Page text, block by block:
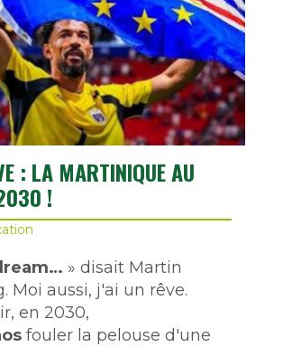
: LA MARTINIQUE AU
!
» disait Martin
Moi aussi, j'ai un rêve.
en 2030,
fouler la pelouse d'une